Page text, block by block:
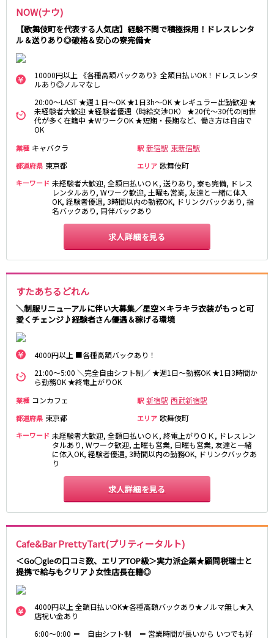
NOW(ナウ)
【歌舞伎町を代表する人気店】経験不問で積極採用！ドレスレンタ
ル＆送りあり◎破格＆安心の寮完備★
10000円以上 《各種高額バックあり》全額日払いOK！ドレスレンタ
ルあり◎ノルマなし
20:00～LAST ★週１日～OK ★1日3h～OK ★レギュラー出勤歓迎 ★
未経験者大歓迎 ★経験者優遇（時給交渉OK） ★20代～30代の同世
代が多く在籍中 ★WワークOK ★短期・長期など、働き方は自由で
OK
業種 キャバクラ 駅 新宿駅 東新宿駅
都道府県 東京都 エリア 歌舞伎町
キーワード 未経験者大歓迎, 全額日払いＯＫ, 送りあり, 寮も完備, ドレス
レンタルあり, Wワーク歓迎, 土曜も営業, 友達と一緒に体入
OK, 経験者優遇, 3時間以内の勤務OK, ドリンクバックあり, 指
名バックあり, 同伴バックあり
求人詳細を見る
すたあちるどれん
＼制服リニューアルに伴い大募集／星空×キラキラ衣装がもっと可
愛くチェンジ♪経験者さん優遇＆稼げる環境
4000円以上 ■各種高額バックあり！
21:00～5:00 ＼完全自由シフト制／ ★週1日～勤務OK ★1日3時間か
ら勤務OK ★終電上がりOK
業種 コンカフェ 駅 新宿駅 西武新宿駅
都道府県 東京都 エリア 歌舞伎町
キーワード 未経験者大歓迎, 全額日払いＯＫ, 終電上がりＯＫ, ドレスレン
タルあり, Wワーク歓迎, 土曜も営業, 日曜も営業, 友達と一緒
に体入OK, 経験者優遇, 3時間以内の勤務OK, ドリンクバックあ
り
求人詳細を見る
Cafe&Bar PrettyTart(プリティータルト)
＜Go◯gleの口コミ数、エリアTOP級＞実力派企業★顧問税理士と
提携で給与もクリア♪女性店長在籍◎
4000円以上 全額日払いOK★各種高額バックあり★ノルマ無し★入
店祝い金あり
6:00～0:00 ＝ 自由シフト制 ＝ 営業時間が長いから いつでも好
栃木県
宇都宮 小山
土浦
つくば
取手
茨城県南
日立
北茨城
群馬県
前橋・伊勢崎
太田
渋川
0 選択した内容で設定
東京メトロ丸ノ内線
池袋駅
銀座駅
新宿駅
赤坂見附駅
新高円寺駅
南阿佐ケ谷駅
淡路町駅
四谷三丁目駅
JR京浜東北線
上野駅
大宮駅
川崎駅
赤羽駅
横浜駅
蒲田駅
御徒町駅
南浦和駅
品川駅
西川口駅
大井町駅
大森駅
東十条駅
西日暮里駅
さいたま新都心駅
都営浅草線
新橋駅
五反田駅
浅草駅
浅草橋駅
東京メトロ銀座線
銀座駅
上野広小路駅
渋谷駅
表参道駅
外苑前駅
西武新宿線
西武新宿駅
本川越駅
所沢駅
久米川駅
新所沢駅